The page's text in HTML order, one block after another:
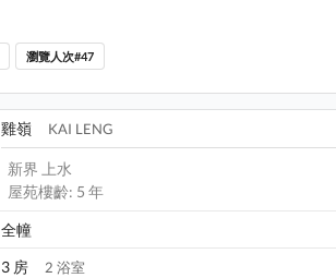
瀏覽人次#47
雞嶺 KAI LENG
新界 上水
屋苑樓齡: 5 年
全幢
3 房 2 浴室